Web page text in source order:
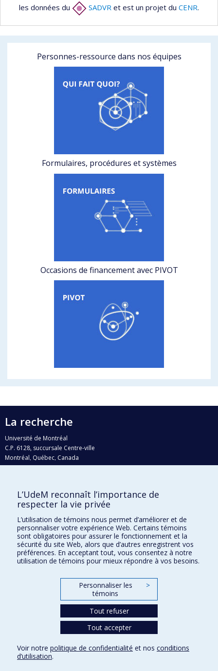
les données du
SADVR et est un projet du CENR.
Personnes-ressource dans nos équipes
Formulaires, procédures et systèmes
Occasions de financement avec PIVOT
La recherche
Université de Montréal
C.P. 6128, succursale Centre-ville
Montréal, Québec, Canada
H3C 3J7
Qui fait quoi?
Nous trouver
Plan du site
Accessibilité
Conditions d’utilisation
L’UdeM reconnaît l’importance de
respecter la vie privée
L’utilisation de témoins nous permet d’améliorer et de
personnaliser votre expérience Web. Certains témoins
sont obligatoires pour assurer le fonctionnement et la
sécurité du site Web, alors que d’autres enregistrent vos
préférences. En acceptant tout, vous consentez à notre
utilisation de témoins pour mieux répondre à vos besoins.
Personnaliser les
témoins
>
Tout refuser
Tout accepter
Voir notre politique de confidentialité et nos conditions
d’utilisation.